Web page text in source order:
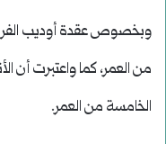
وبخصوص عقدة أوديب
من العمر، كما واعتبرت أن
الخامسة من العمر.